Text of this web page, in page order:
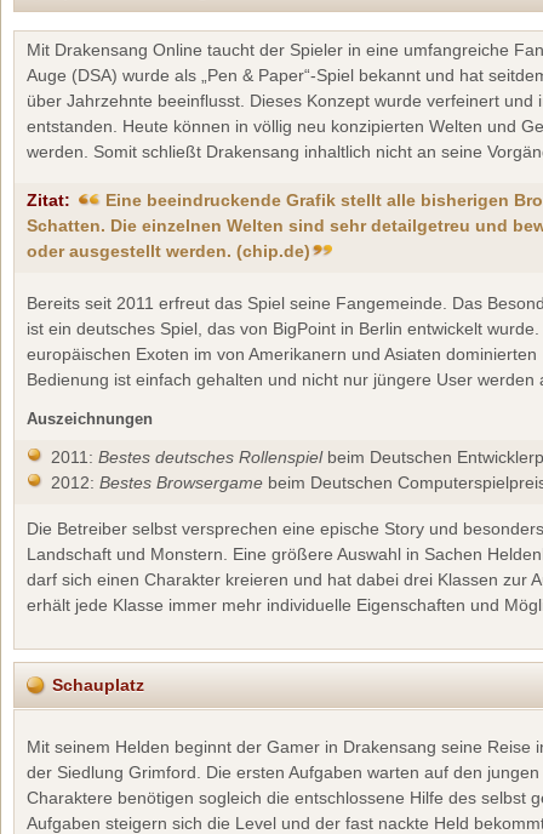
Mit Drakensang Online taucht der Spieler in eine umfangreiche
Auge (DSA) wurde als „Pen & Paper“-Spiel bekannt und hat
über Jahrzehnte beeinflusst. Dieses Konzept wurde verfeinert und
entstanden. Heute können in völlig neu konzipierten Welten und
werden. Somit schließt Drakensang inhaltlich nicht an seine
Eine beeindruckende Grafik stellt alle bisherigen
Schatten. Die einzelnen Welten sind sehr detailgetreu und
oder ausgestellt werden. (chip.de)
Bereits seit 2011 erfreut das Spiel seine Fangemeinde. Das
ist ein deutsches Spiel, das von BigPoint in Berlin entwickelt
europäischen Exoten im von Amerikanern und Asiaten
Bedienung ist einfach gehalten und nicht nur jüngere User werden
Auszeichnungen
2011: Bestes deutsches Rollenspielbeim Deutschen
2012: Bestes Browsergame beim Deutschen
Die Betreiber selbst versprechen eine epische Story und
Landschaft und Monstern. Eine größere Auswahl in Sachen
darf sich einen Charakter kreieren und hat dabei drei Klassen zur
erhält jede Klasse immer mehr individuelle Eigenschaften und
Schauplatz
Mit seinem Helden beginnt der Gamer in Drakensang seine Reise
der Siedlung Grimford. Die ersten Aufgaben warten auf den
Charaktere benötigen sogleich die entschlossene Hilfe des selbst
Aufgaben steigern sich die Level und der fast nackte Held